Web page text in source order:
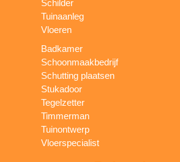
Schilder
Tuinaanleg
Vloeren
Badkamer
Schoonmaakbedrijf
Schutting plaatsen
Stukadoor
Tegelzetter
Timmerman
Tuinontwerp
Vloerspecialist